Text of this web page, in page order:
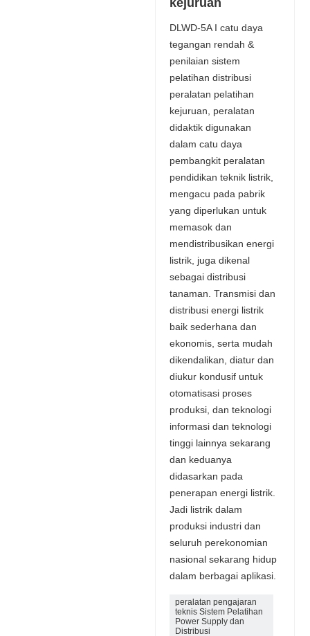
DLWD-5A I catu daya
tegangan rendah &
penilaian sistem
pelatihan distribusi
peralatan pelatihan
kejuruan, peralatan
didaktik digunakan
dalam catu daya
pembangkit peralatan
pendidikan teknik listrik,
mengacu pada pabrik
yang diperlukan untuk
memasok dan
mendistribusikan energi
listrik, juga dikenal
sebagai distribusi
tanaman. Transmisi dan
distribusi energi listrik
baik sederhana dan
ekonomis, serta mudah
dikendalikan, diatur dan
diukur kondusif untuk
otomatisasi proses
produksi, dan teknologi
informasi dan teknologi
tinggi lainnya sekarang
dan keduanya
didasarkan pada
penerapan energi listrik.
Jadi listrik dalam
produksi industri dan
seluruh perekonomian
nasional sekarang hidup
dalam berbagai aplikasi.
peralatan pengajaran
teknis Sistem Pelatihan
Power Supply dan
Distribusi